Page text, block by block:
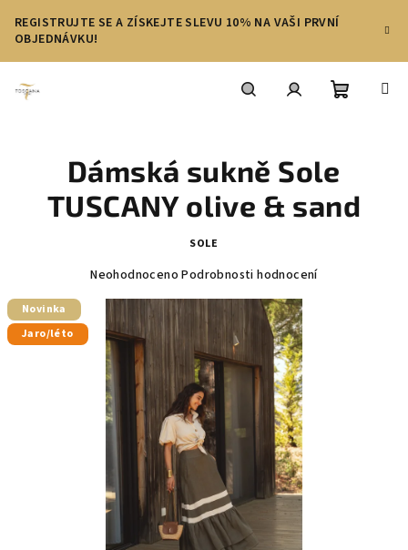
obsah
REGISTRUJTE SE A ZÍSKEJTE SLEVU 10% NA VAŠI PRVNÍ
OBJEDNÁVKU!
košík
Dámská sukně Sole
TUSCANY olive & sand
SOLE
produktu
je
0,0
Neohodnoceno Podrobnosti hodnocení
Novinka
Jaro/léto